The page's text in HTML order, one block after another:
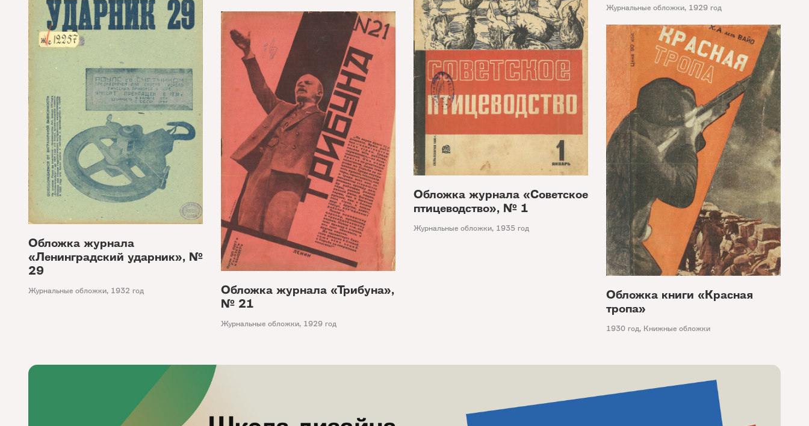
Журнальные обложки, 1929 год
Обложка журнала «Советское
птицеводство», № 1
Журнальные обложки, 1935 год
Обложка журнала
«Ленинградский ударник», №
29
Журнальные обложки, 1932 год
Обложка журнала «Трибуна»,
№ 21
Журнальные обложки, 1929 год
Обложка книги «Красная
тропа»
1930 год, Книжные обложки